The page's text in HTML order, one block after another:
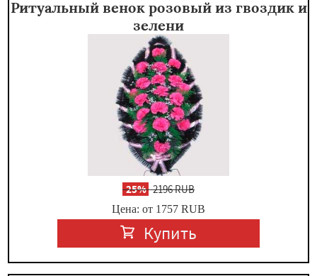
Ритуальный венок розовый из гвоздик и
зелени
-25%2196 RUB
Цена: от 1757 RUB
Купить